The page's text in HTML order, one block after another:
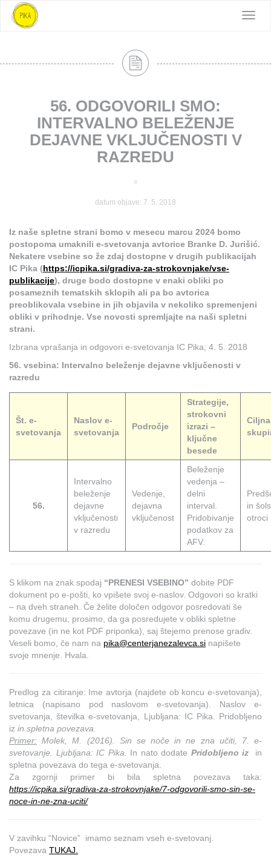
Toggle
56. ODGOVORILI SMO:
INTERVALNO BELEŽENJE
DEJAVNE VKLJUČENOSTI V
RAZREDU
datum objave: 7. 5. 2018
Iz naše spletne strani bomo v mesecu marcu 2024 bomo
postopoma umaknili e-svetovanja avtorice Branke D. Jurišić.
Nekatere vsebine so že zdaj dostopne v drugih publikacijah
IC Pika (https://icpika.si/gradiva-za-strokovnjake/vse-
publikacije), druge bodo dostopne v enaki obliki po
posameznih tematskih sklopih ali pa bo avtorica
preoblikovala vsebine in jih objavila v nekoliko spremenjeni
obliki v prihodnje. Vse novosti spremljajte na naši spletni
strani.
Izbrana vprašanja in odgovori e-svetovanja IC Pika; 4. 5. 2018
56. vsebina: Intervalno beleženje dejavne vključenosti v
razredu
Št. e-
svetovanja
Naslov e-
svetovanja
Področje
Strategije,
strokovni
izrazi –
ključne
besede
Ciljna
56.
Intervalno
beleženje
dejavne
vključenosti
v razredu
Vedenje,
dejavna
vključenost
Beleženje
vedenja –
delni
interval.
Pridobivanje
podatkov za
AFV.
in
otroci
S klikom na znak spodaj “PRENESI VSEBINO” dobite PDF
dokument po e-pošti, ko vpišete svoj e-naslov. Odgovori so kratki
– na dveh straneh. Če želite določen odgovor posredovati še
komu drugemu, prosimo, da ga posredujete v obliki spletne
povezave (in ne kot PDF priponka), saj štejemo prenose gradiv.
Veseli bomo, če nam na pika@centerjanezalevca.si napišete
svoje mnenje. Hvala.
Predlog za citiranje: Ime avtorja (najdete ob koncu e-svetovanja),
letnica (napisano pod naslovom e-svetovanja). Naslov e-
svetovanja, številka e-svetovanja, Ljubljana: IC Pika. Pridobljeno
iz in spletna povezava.
Primer: Molek, M. (2016). Sin se noče in ne zna učiti, 7. e-
svetovanje. Ljubljana: IC Pika. In nato dodate Pridobljeno iz in
spletna povezava do tega e-svetovanja.
Za zgornji primer bi bila spletna povezava taka:
https://icpika.si/gradiva-za-strokovnjake/7-odgovorili-smo-sin-se-
noce-in-ne-zna-uciti/
V zavihku “Novice” imamo seznam vseh e-svetovanj.
Povezava TUKAJ.